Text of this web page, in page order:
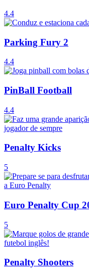
4.4
Parking Fury 2
4.4
PinBall Football
4.4
Penalty Kicks
5
Euro Penalty Cup
5
Penalty Shooters